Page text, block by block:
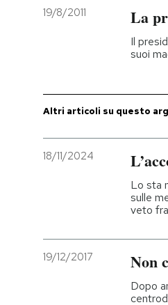
19/8/2011 La
Il
suoi
Altri articoli su questo
18/11/2024
Lo sta
sulle
veto
19/12/2017 Non
Dopo